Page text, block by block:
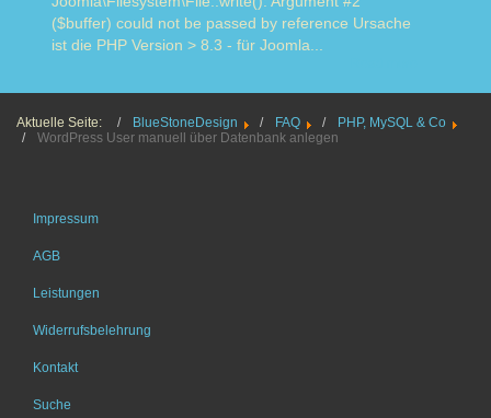
($buffer) could not be passed by reference Ursache
ist die PHP Version > 8.3 - für Joomla...
Aktuelle Seite: BlueStoneDesign FAQ
PHP, MySQL & Co
WordPress User manuell über Datenbank anlegen
Impressum
AGB
Leistungen
Widerrufsbelehrung
Kontakt
Suche